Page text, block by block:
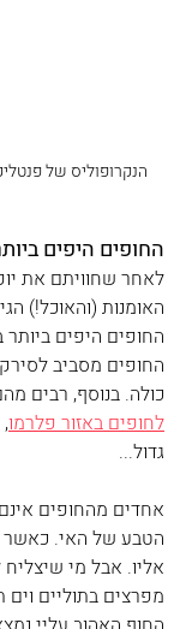
הנקרופוליס של
החופים היפים
לאחר שחוויתם את
האומנות (והאוכל!)
החופים היפים ביותר
החופים מסביב
כולה. בנוסף, רבים
לחופים באזור פלרמו,
גדול...
אחדים מהחופים
הטבע של האי. כאשר
אליו. אבל מי
מפרצים בתוליים וים